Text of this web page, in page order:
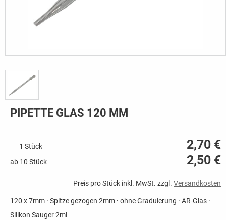
PIPETTE GLAS 120 MM
1 Stück 2,70 €
ab 10 Stück 2,50 €
Preis pro Stück inkl. MwSt. zzgl. Versandkosten
120 x 7mm · Spitze gezogen 2mm · ohne Graduierung · AR-Glas ·
Silikon Sauger 2ml